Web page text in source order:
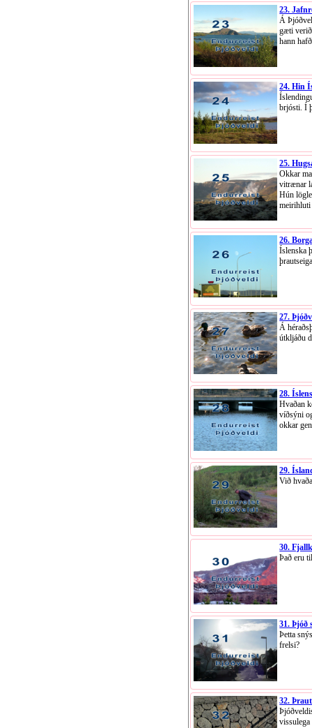
23.
Á
gæti
hann
24. Hin
brjósti. Í
25.
Okkar
vitrænar
Hún
26.
Íslenska
27.
Á
útkljáðu
28.
Hvaðan
víðsýni
okkar
29.
Við
30.
Það eru
31. Þjóð
Þetta
frelsi?
32.